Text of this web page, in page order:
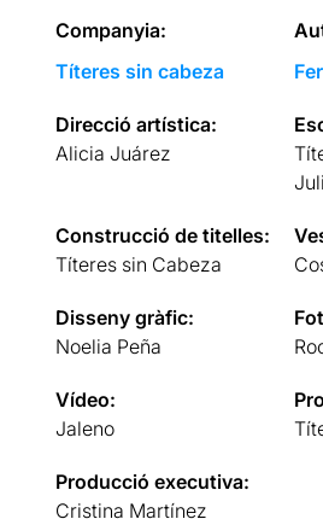
Companyia:
Títeres sin cabeza
Direcció artística:
Alicia Juárez
Construcció de titelles:
Títeres sin Cabeza
Disseny gràfic:
Noelia Peña
Vídeo:
Jaleno
Producció executiva:
Cristina Martínez